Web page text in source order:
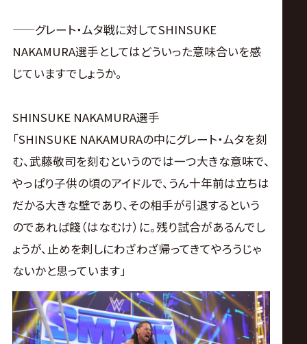
——グレート・ムタ戦に対してSHINSUKE
NAKAMURA選手としてはどういった意味合いを感
じていますでしょうか。
SHINSUKE NAKAMURA選手
「SHINSUKE NAKAMURAの中にグレート・ムタを刻
む、武藤敬司を刻むというのでは一つ大きな意味で、
やっぱり子供の頃のアイドルで、うん十年前は立ちは
だかる大きな壁であり、その相手が引退するという
のであれば餞（はなむけ）に。残り試合があるんでし
ょうが、止めを刺しにわざわざ帰ってきてやろうじゃ
ないかと思っています」